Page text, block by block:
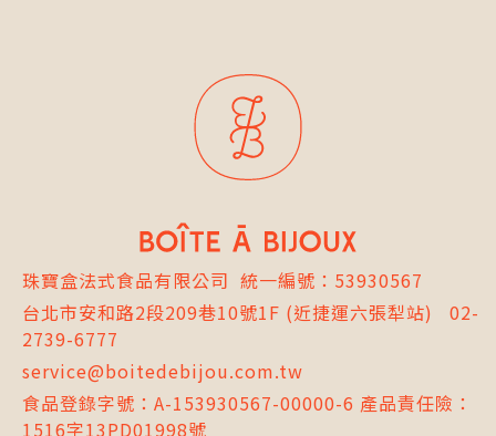
珠寶盒法式食品有限公司 統一編號：53930567
台北市安和路2段209巷10號1F (近捷運六張犁站)
02-
2739-6777
service@boitedebijou.com.tw
食品登錄字號：A-153930567-00000-6 產品責任險：
1516字13PD01998號